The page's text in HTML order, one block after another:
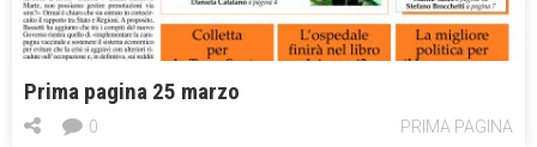
Prima pagina 25 marzo
PRIMA PAGINA
0